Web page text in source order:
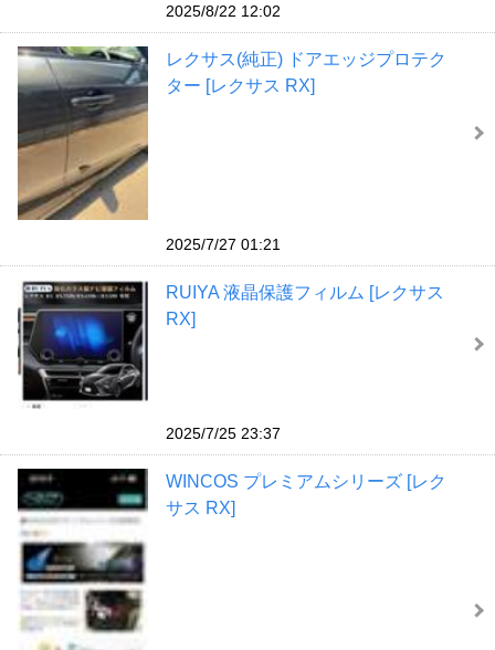
2025/8/22 12:02
レクサス(純正) ドアエッジプロテク
ター [レクサス RX]
2025/7/27 01:21
RUIYA 液晶保護フィルム [レクサス
RX]
2025/7/25 23:37
WINCOS プレミアムシリーズ [レク
サス RX]